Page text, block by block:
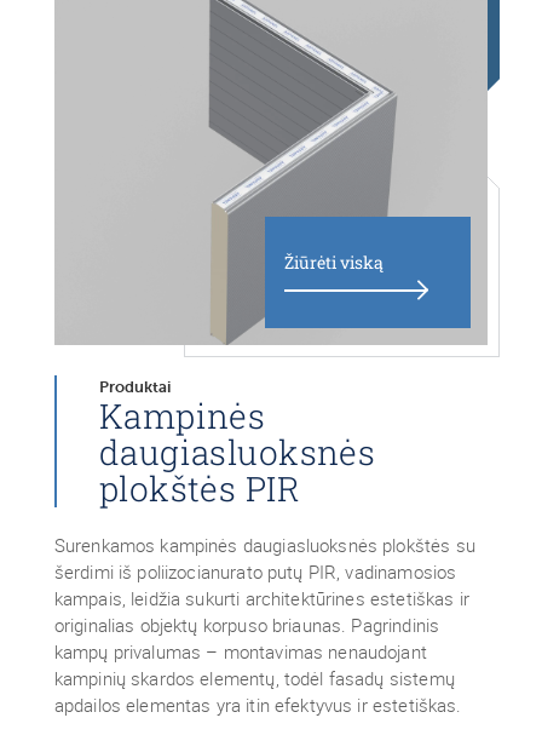
Žiūrėti viską
Produktai
Kampinės
daugiasluoksnės
plokštės PIR
Surenkamos kampinės daugiasluoksnės plokštės su
šerdimi iš poliizocianurato putų PIR, vadinamosios
kampais, leidžia sukurti architektūrines estetiškas ir
originalias objektų korpuso briaunas. Pagrindinis
kampų privalumas – montavimas nenaudojant
kampinių skardos elementų, todėl fasadų sistemų
apdailos elementas yra itin efektyvus ir estetiškas.